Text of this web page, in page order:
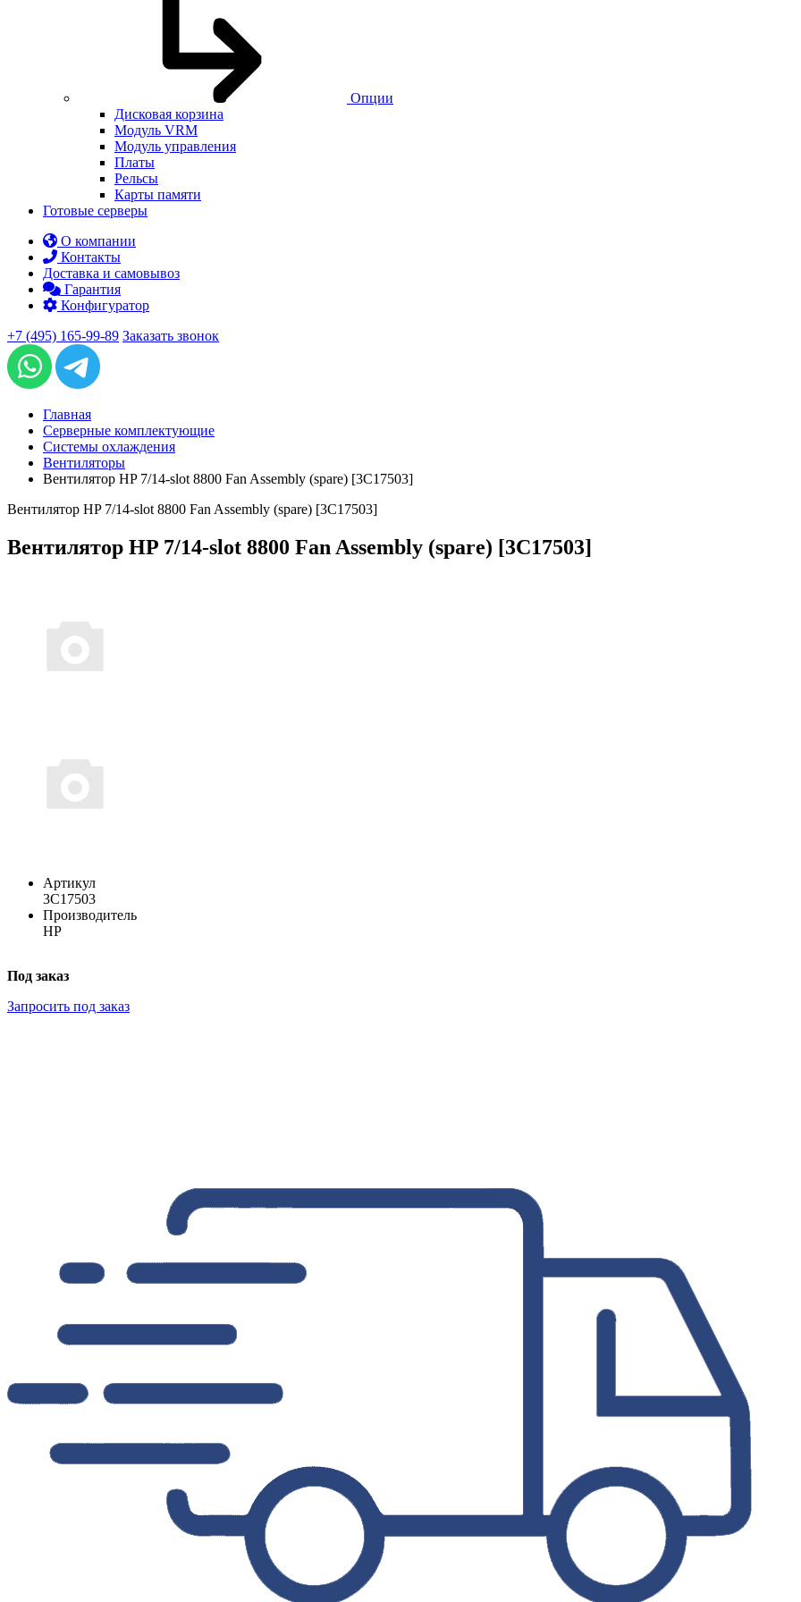
Опции
Дисковая корзина
Модуль VRM
Модуль управления
Платы
Рельсы
Карты памяти
Готовые серверы
О компании
Контакты
Доставка и самовывоз
Гарантия
Конфигуратор
+7 (495) 165-99-89 Заказать звонок
Главная
Серверные комплектующие
Системы охлаждения
Вентиляторы
Вентилятор HP 7/14-slot 8800 Fan Assembly (spare) [3C17503]
Вентилятор HP 7/14-slot 8800 Fan Assembly (spare) [3C17503]
Вентилятор HP 7/14-slot 8800 Fan Assembly (spare) [3C17503]
Артикул
3C17503
Производитель
HP
Под заказ
Запросить под заказ